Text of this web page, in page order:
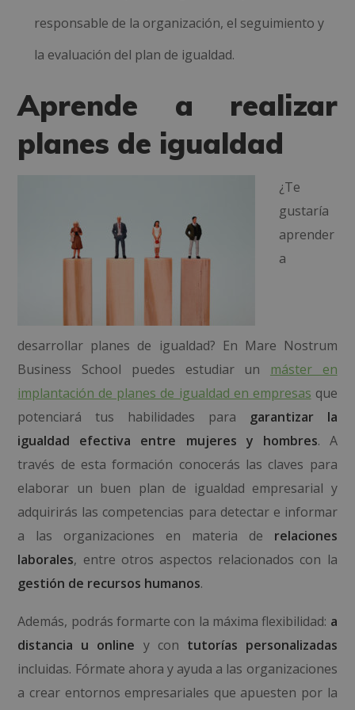
responsable de la organización, el seguimiento y
la evaluación del plan de igualdad.
Aprende a realizar
planes de igualdad
¿Te
gustaría
aprender
a
desarrollar planes de igualdad? En Mare Nostrum
Business School puedes estudiar un máster en
implantación de planes de igualdad en empresas que
potenciará tus habilidades para
garantizar la
igualdad efectiva entre mujeres y hombres. A
través de esta formación conocerás las claves para
elaborar un buen plan de igualdad empresarial y
adquirirás las competencias para detectar e informar
a las organizaciones en materia de relaciones
laborales, entre otros aspectos relacionados con la
gestión de recursos humanos.
Además, podrás formarte con la máxima flexibilidad: a
distancia u online y con tutorías personalizadas
incluidas. Fórmate ahora y ayuda a las organizaciones
a crear entornos empresariales que apuesten por la